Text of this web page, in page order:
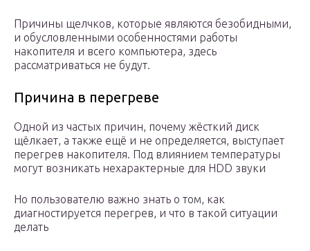
Причины щелчков, которые являются безобидными,
и обусловленными особенностями работы
накопителя и всего компьютера, здесь
рассматриваться не будут.
Причина в перегреве
Одной из частых причин, почему жёсткий диск
щёлкает, а также ещё и не определяется, выступает
перегрев накопителя. Под влиянием температуры
могут возникать нехарактерные для HDD звуки
Но пользователю важно знать о том, как
диагностируется перегрев, и что в такой ситуации
делать